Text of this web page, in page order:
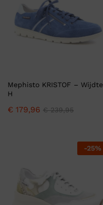
Mephisto KRISTOF – Wijdte
H
€ 179,96 €239,95
-25%